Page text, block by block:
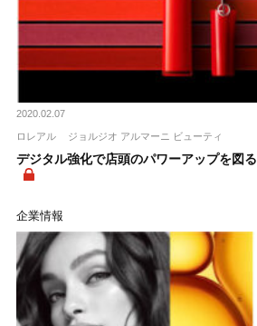
2020.02.07
ロレアル ジョルジオ アルマーニ ビューティ
デジタル強化で店頭のパワーアップを図
企業情報